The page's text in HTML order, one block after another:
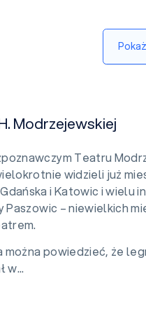
Modrzejewskiej
Teatru
widzieli już
i Katowic i wielu
Paszowic – niewielkich
można powiedzieć, że
w...